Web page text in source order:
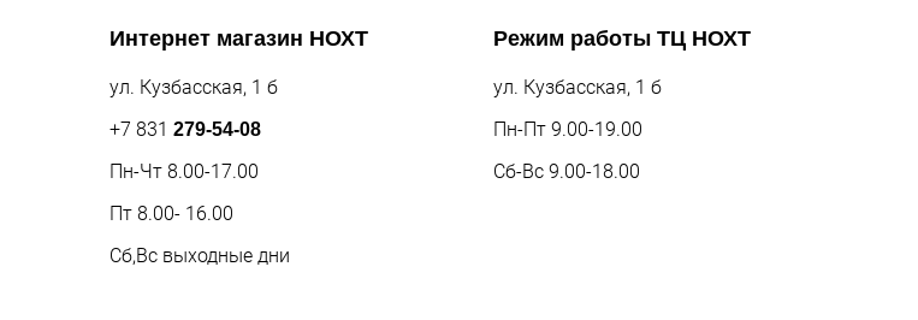
Интернет магазин НОХТ
ул. Кузбасская, 1 б
+7 831 279-54-08
Пн-Чт 8.00-17.00
Пт 8.00- 16.00
Сб,Вс выходные дни
Режим работы ТЦ НОХТ
ул. Кузбасская, 1 б
Пн-Пт 9.00-19.00
Сб-Вс 9.00-18.00